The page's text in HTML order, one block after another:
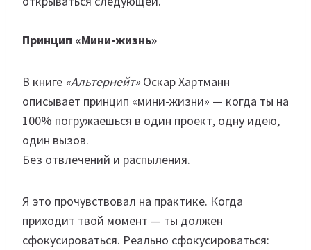
Принцип «Мини-жизнь»
В книге «Альтернейт» Оскар Хартманн
описывает принцип «мини-жизни» — когда ты на
100% погружаешься в один проект, одну идею,
один вызов.
Без отвлечений и распыления.
Я это прочувствовал на практике. Когда
приходит твой момент — ты должен
сфокусироваться. Реально сфокусироваться: